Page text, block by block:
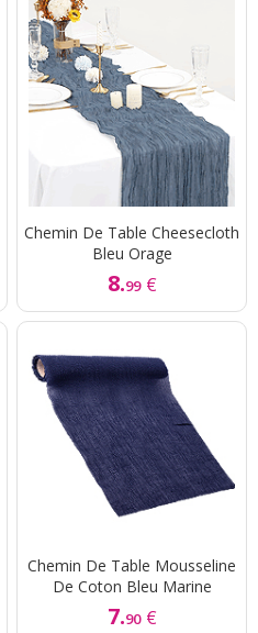
Chemin De Table Cheesecloth
Bleu Orage
8.99 €
Chemin De Table Mousseline
De Coton Bleu Marine
7.90 €